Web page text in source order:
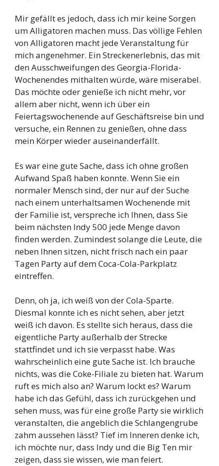
Mir gefällt es jedoch, dass ich mir keine Sorgen
um Alligatoren machen muss. Das völlige Fehlen
von Alligatoren macht jede Veranstaltung für
mich angenehmer. Ein Streckenerlebnis, das mit
den Ausschweifungen des Georgia-Florida-
Wochenendes mithalten würde, wäre miserabel.
Das möchte oder genieße ich nicht mehr, vor
allem aber nicht, wenn ich über ein
Feiertagswochenende auf Geschäftsreise bin und
versuche, ein Rennen zu genießen, ohne dass
mein Körper wieder auseinanderfällt.
Es war eine gute Sache, dass ich ohne großen
Aufwand Spaß haben konnte. Wenn Sie ein
normaler Mensch sind, der nur auf der Suche
nach einem unterhaltsamen Wochenende mit
der Familie ist, verspreche ich Ihnen, dass Sie
beim nächsten Indy 500 jede Menge davon
finden werden. Zumindest solange die Leute, die
neben Ihnen sitzen, nicht frisch nach ein paar
Tagen Party auf dem Coca-Cola-Parkplatz
eintreffen.
Denn, oh ja, ich weiß von der Cola-Sparte.
Diesmal konnte ich es nicht sehen, aber jetzt
weiß ich davon. Es stellte sich heraus, dass die
eigentliche Party außerhalb der Strecke
stattfindet und ich sie verpasst habe. Was
wahrscheinlich eine gute Sache ist. Ich brauche
nichts, was die Coke-Filiale zu bieten hat. Warum
ruft es mich also an? Warum lockt es? Warum
habe ich das Gefühl, dass ich zurückgehen und
sehen muss, was für eine große Party sie wirklich
veranstalten, die angeblich die Schlangengrube
zahm aussehen lässt? Tief im Inneren denke ich,
ich möchte nur, dass Indy und die Big Ten mir
zeigen, dass sie wissen, wie man feiert.